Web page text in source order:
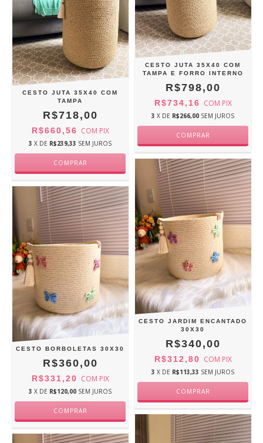
CESTO JUTA 35X40 COM
TAMPA
R$718,00
R$660,56 COM PIX
3 X DE R$239,33 SEM JUROS
CESTO JUTA 35X40 COM
TAMPA E FORRO INTERNO
R$798,00
R$734,16 COM PIX
3 X DE R$266,00 SEM JUROS
CESTO BORBOLETAS 30X30
R$360,00
R$331,20 COM PIX
3 X DE R$120,00 SEM JUROS
CESTO JARDIM ENCANTADO
30X30
R$340,00
R$312,80 COM PIX
3 X DE R$113,33 SEM JUROS